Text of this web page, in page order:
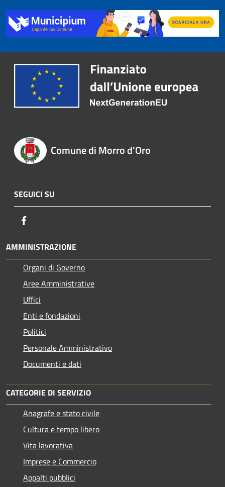
Comune di Morro d'Oro
SEGUICI SU
AMMINISTRAZIONE
Organi di Governo
Aree Amministrative
Uffici
Enti e fondazioni
Politici
Personale Amministrativo
Documenti e dati
CATEGORIE DI SERVIZIO
Anagrafe e stato civile
Cultura e tempo libero
Vita lavorativa
Imprese e Commercio
Appalti pubblici